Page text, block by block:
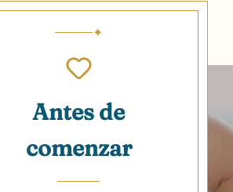
Antes de
comenzar